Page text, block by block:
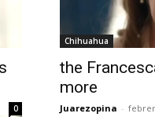
0
Chihuahua
the
more
Juarezopina -